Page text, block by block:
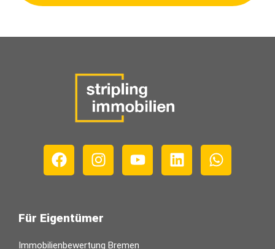
Für Eigentümer
Immobilienbewertung Bremen